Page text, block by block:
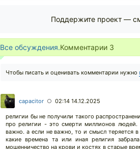
Поддержите проект —
Все обсуждения.Комментарии 3
Чтобы писать и оценивать комментарии нужно
capacitor ○ 02:14 14.12.2025
религии бы не получили такого
про религии - это смерти миллионов людей.
важно. а если не важно, то и смысл теряется
какие времена та или иная религия
мошенничество на крови и костях в старые